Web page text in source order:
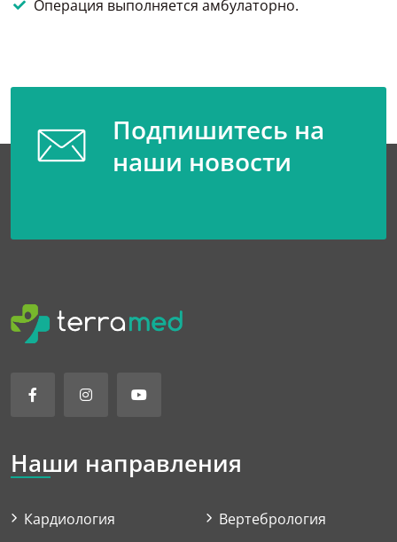
Операция выполняется амбулаторно.
Подпишитесь на
наши новости
Наши направления
Кардиология Вертебрология